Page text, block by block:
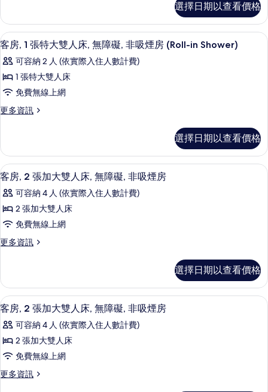
大
雙
人
床,
無
障
礙,
煙
房
的
所
有
相
片
2
張
加
雙
人
無
障
礙,
煙
的
詳
情
選擇日期以查看價格
顯
示
客
房,
張
大
雙
人
床,
無
障
礙,
煙
房
(Roll-
in
Shower)
的
所
客房內保險箱、書桌、筆電工作空間
3
客房, 1 張特大雙人床, 無障礙, 非吸煙房 (Roll-in Shower)
可容納 2 人 (依實際入住人數計費)
1 張特大雙人床
免費無線上網
更多資訊
更
1
張
特
雙
人
無
障
礙,
煙
(Roll-
in
Shower)
的
詳
情
選擇日期以查看價格
顯
示
客
房,
張
大
雙
人
床,
無
障
礙,
客房內保險箱、書桌、筆電工作空間
4
客房, 2 張加大雙人床, 無障礙, 非吸煙房
可容納 4 人 (依實際入住人數計費)
2 張加大雙人床
免費無線上網
更多資訊
更
2
張
加
雙
人
無
障
礙,
選擇日期以查看價格
顯
示
客
房,
張
客房內保險箱、書桌、筆電工作空間
4
客房, 2 張加大雙人床, 無障礙, 非吸煙房
可容納 4 人 (依實際入住人數計費)
2 張加大雙人床
免費無線上網
更多資訊
更